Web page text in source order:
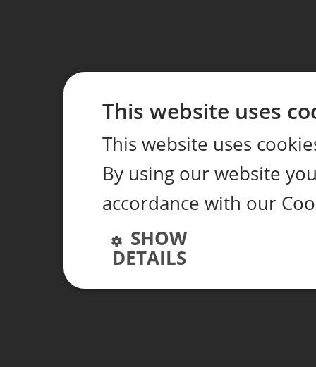
This website uses
This website uses
By using our website
accordance with our
SHOW
DETAILS